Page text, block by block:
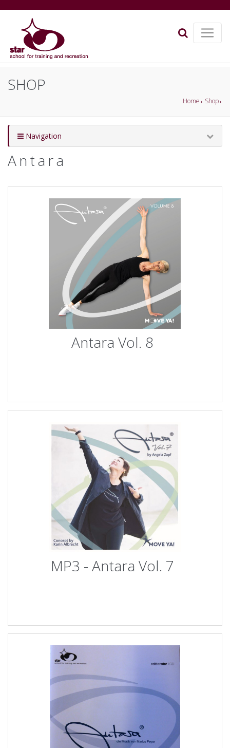
SHOP
Home Shop
Navigation
Antara
Antara Vol. 8
MP3 - Antara Vol. 7